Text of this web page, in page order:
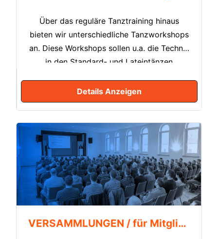
Über das reguläre Tanztraining hinaus
bieten wir unterschiedliche Tanzworkshops
an. Diese Workshops sollen u.a. die Technik
in den Standard- und Lateintänzen
Körper, das Verständis zur Raumnutzung
oder der richtige Einsatz der Arme und
für ein sicheres, bewusstes und freies
Tanzen. Darüber hinaus besteht die
Möglichkeit zur Teilnahme an
Tanzsworkshops, in denen der
Schwerpunkt auf dem Erlernen von neuen
Tänzen liegt. Tänze wie „Salsa, Bachata,
erweitern das Tanzrepertoire und schaffen
Details Anzeigen
VERSAMMLUNGEN / für Mitglieder